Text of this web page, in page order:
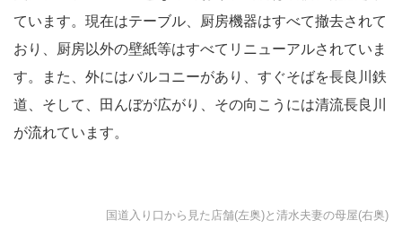
ています。現在はテーブル、厨房機器はすべて撤去されて
おり、厨房以外の壁紙等はすべてリニューアルされていま
す。また、外にはバルコニーがあり、すぐそばを長良川鉄
道、そして、田んぼが広がり、その向こうには清流長良川
が流れています。
国道入り口から見た店舗(左奥)と清水夫妻の母屋(右奥)